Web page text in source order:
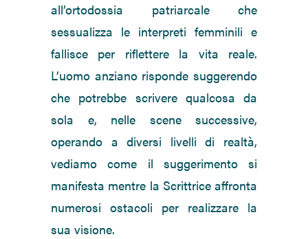
all’ortodossia patriarcale che
sessualizza le interpreti femminili e
fallisce per riflettere la vita reale.
L’uomo anziano risponde suggerendo
che potrebbe scrivere qualcosa da
sola e, nelle scene successive,
operando a diversi livelli di realtà,
vediamo come il suggerimento si
manifesta mentre la Scrittrice affronta
numerosi ostacoli per realizzare la
sua visione.